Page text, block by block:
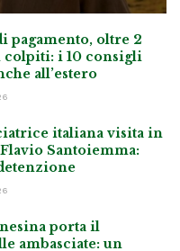
pagamento, oltre 2
i 10 consigli
all’estero
italiana visita in
Santoiemma:
porta il
ambasciate: un